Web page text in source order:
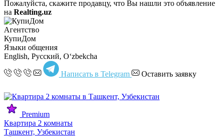
Пожалуйста, скажите продавцу, что Вы нашли это объявление
на Realting.uz
Агентство
КупиДом
Языки общения
English, Русский, Oʻzbekcha
Написать в Telegram Оставить заявку
Premium
Квартира 2 комнаты
Ташкент, Узбекистан